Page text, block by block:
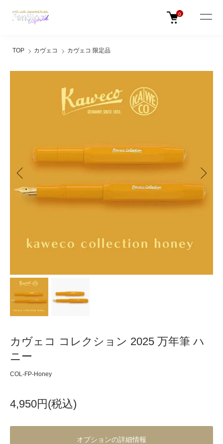
0
TOP カヴェコ カヴェコ 限定品
カヴェコ コレクション 2025 万年筆 ハ
ニー
COL-FP-Honey
4,950円(税込)
オプションの詳細情報